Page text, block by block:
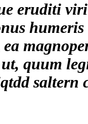
eruditi
ea
quum
saltern